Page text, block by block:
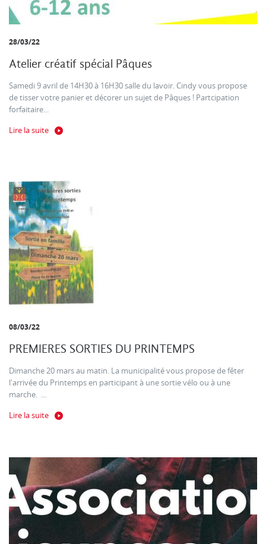
28/03/22
Atelier créatif spécial Pâques
Samedi 9 avril de 14H30 à 16H30 salle du lavoir. Cindy vous propose
de tisser votre panier et décorer un sujet de Pâques ! Partcipation
forfaitaire...
Lire la suite
08/03/22
PREMIERES SORTIES DU PRINTEMPS
Dimanche 20 mars au matin. La municipalité vous propose de fêter
l'arrivée du Printemps en participant à une sortie vélo ou à une
marche. ...
Lire la suite